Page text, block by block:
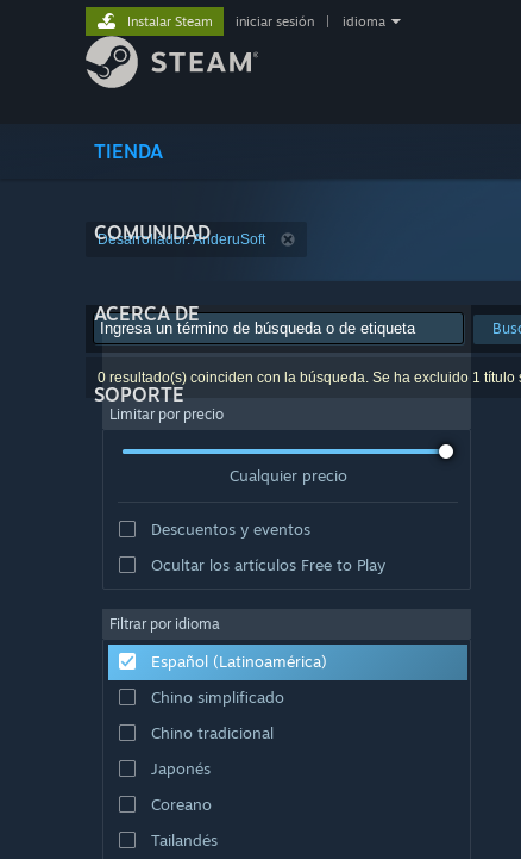
TIENDA
COMUNIDAD
ACERCA DE
SOPORTE
Instalar Steam iniciar sesión idioma
Desarrollador: AnderuSoft
0 resultado(s) coinciden con la búsqueda. Se ha excluido 1 título
Limitar por precio
Cualquier precio
Descuentos y eventos
Ocultar los artículos Free to Play
Filtrar por idioma
Español (Latinoamérica)
Chino simplificado
Chino tradicional
Japonés
Coreano
Tailandés